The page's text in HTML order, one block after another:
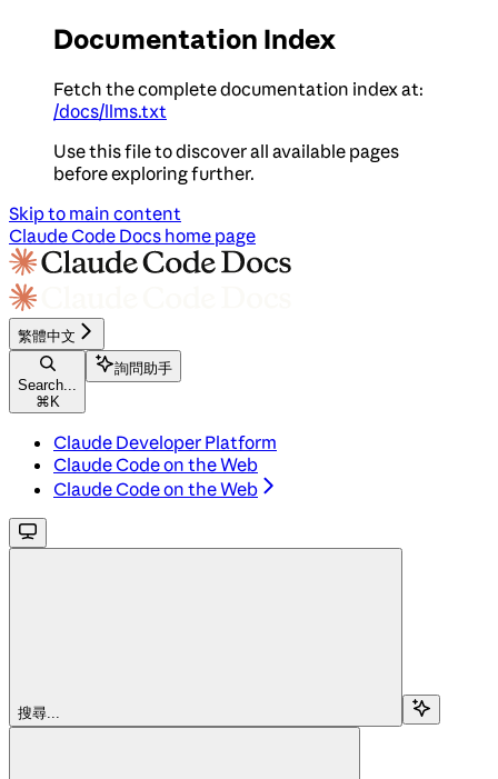
Documentation Index
Fetch the complete documentation index at:
/docs/llms.txt
Use this file to discover all available pages
before exploring further.
Skip to main content
Claude Code Docs home page
繁體中文
Search...
⌘ K
詢問助手
Claude Developer Platform
Claude Code on the Web
Claude Code on the Web
搜尋...